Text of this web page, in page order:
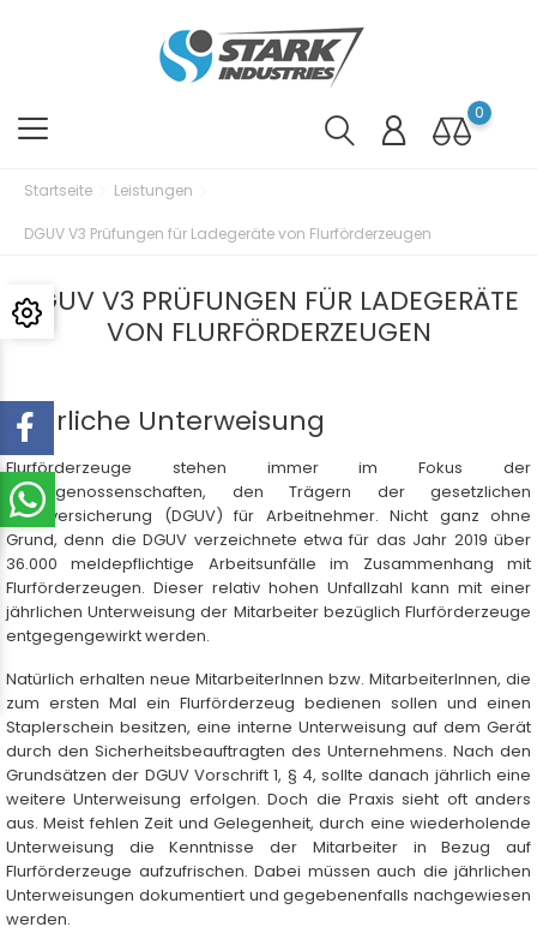
0
Startseite Leistungen
DGUV V3 Prüfungen für Ladegeräte von Flurförderzeugen
DGUV V3 PRÜFUNGEN FÜR LADEGERÄTE
VON FLURFÖRDERZEUGEN
Jährliche Unterweisung
Flurförderzeuge stehen immer im Fokus der
Berufsgenossenschaften, den Trägern der gesetzlichen
Unfallversicherung (DGUV) für Arbeitnehmer. Nicht ganz ohne
Grund, denn die DGUV verzeichnete etwa für das Jahr 2019 über
36.000 meldepflichtige Arbeitsunfälle im Zusammenhang mit
Flurförderzeugen. Dieser relativ hohen Unfallzahl kann mit einer
jährlichen Unterweisung der Mitarbeiter bezüglich Flurförderzeuge
entgegengewirkt werden.
Natürlich erhalten neue MitarbeiterInnen bzw. MitarbeiterInnen, die
zum ersten Mal ein Flurförderzeug bedienen sollen und einen
Staplerschein besitzen, eine interne Unterweisung auf dem Gerät
durch den Sicherheitsbeauftragten des Unternehmens. Nach den
Grundsätzen der DGUV Vorschrift 1, § 4, sollte danach jährlich eine
weitere Unterweisung erfolgen. Doch die Praxis sieht oft anders
aus. Meist fehlen Zeit und Gelegenheit, durch eine wiederholende
Unterweisung die Kenntnisse der Mitarbeiter in Bezug auf
Flurförderzeuge aufzufrischen. Dabei müssen auch die jährlichen
Unterweisungen dokumentiert und gegebenenfalls nachgewiesen
werden.